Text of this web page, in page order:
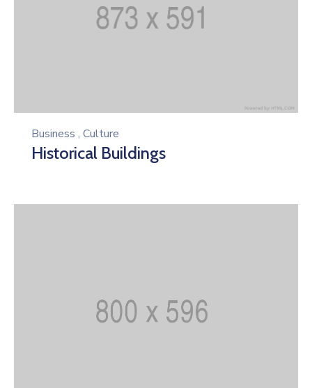
Business , Culture
Historical Buildings